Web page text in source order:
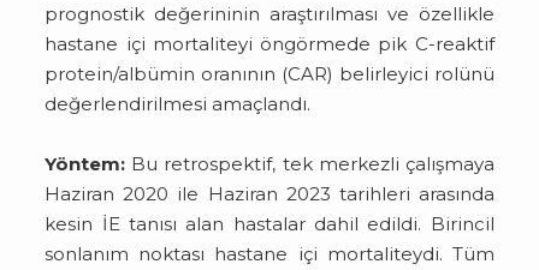
prognostik değerininin araştırılması ve özellikle
hastane içi mortaliteyi öngörmede pik C-reaktif
protein/albümin oranının (CAR) belirleyici rolünü
değerlendirilmesi amaçlandı.
Yöntem: Bu retrospektif, tek merkezli çalışmaya
Haziran 2020 ile Haziran 2023 tarihleri arasında
kesin İE tanısı alan hastalar dahil edildi. Birincil
sonlanım noktası hastane içi mortaliteydi. Tüm